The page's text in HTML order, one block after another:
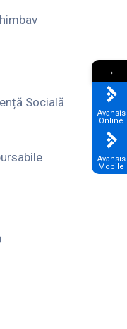
Socială
→
Avansis
Online
Avansis
Mobile